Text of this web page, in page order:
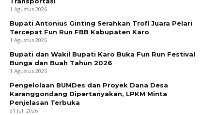
1 Agustus 2026
Bupati Antonius Ginting Serahkan Trofi Juara Pelari
Tercepat Fun Run FBB Kabupaten Karo
1 Agustus 2026
Bupati dan Wakil Bupati Karo Buka Fun Run Festival
Bunga dan Buah Tahun 2026
1 Agustus 2026
Pengelolaan BUMDes dan Proyek Dana Desa
Karanggondang Dipertanyakan, LPKM Minta
Penjelasan Terbuka
31 Juli 2026